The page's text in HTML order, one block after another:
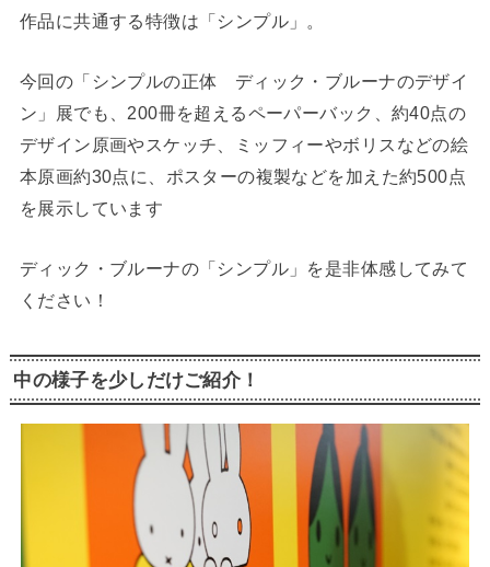
作品に共通する特徴は「シンプル」。
今回の「シンプルの正体 ディック・ブルーナのデザイ
ン」展でも、200冊を超えるペーパーバック、約40点の
デザイン原画やスケッチ、ミッフィーやボリスなどの絵
本原画約30点に、ポスターの複製などを加えた約500点
を展示しています
ディック・ブルーナの「シンプル」を是非体感してみて
ください！
中の様子を少しだけご紹介！